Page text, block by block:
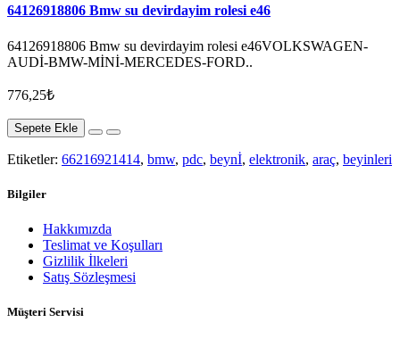
64126918806 Bmw su devirdayim rolesi e46
64126918806 Bmw su devirdayim rolesi e46VOLKSWAGEN-
AUDİ-BMW-MİNİ-MERCEDES-FORD..
776,25₺
Sepete Ekle
Etiketler: 66216921414, bmw, pdc, beynİ, elektronik, araç, beyinleri
Bilgiler
Hakkımızda
Teslimat ve Koşulları
Gizlilik İlkeleri
Satış Sözleşmesi
Müşteri Servisi